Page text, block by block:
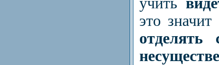
это
отделять